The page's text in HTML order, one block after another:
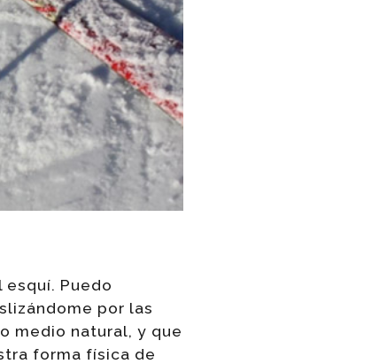
Puedo
por las
medio natural, y que
forma física de